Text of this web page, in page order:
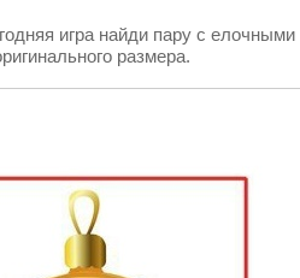
игра найди пару с елочными
размера.